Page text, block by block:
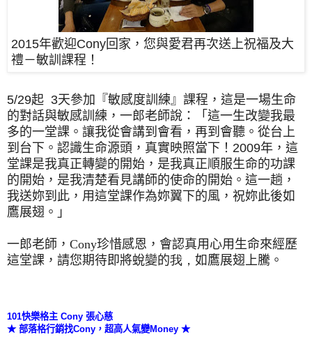
2015年歡迎Cony回家，您與愛君再次送上祝福及大
禮－敏訓課程！
5/29起 3天參加『敏感度訓練』課程，這是一場生命
的對話與敏感訓練，一郎老師說：
「 這一生改變我最
多的一堂課。 讓我從會講到會看，再到會聽。從台上
到台下。 認識生命源頭， 真實映照當下！ 2009年，這
堂課是我真正轉變的開始，是我真正順服生命的功課
的開始，是我清楚看見講師的使命的開始。 這一趟，
我送妳到此，用這堂課作為妳翼下的風，祝妳此後如
鷹展翅。 」
一郎老師，Cony珍惜感恩， 會認真用心用生命來經歷
這堂課，請您期待即將蛻變的我， 如鷹展翅上騰。
101快樂格主 Cony 張心慈
★ 部落格行銷找Cony ，超高人氣變Money ★